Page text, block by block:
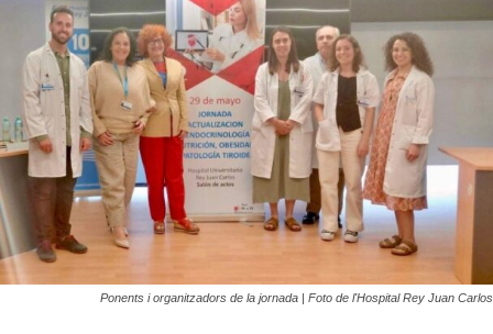
Ponents i organitzadors de la jornada | Foto de l'Hospital Rey Juan Carlos